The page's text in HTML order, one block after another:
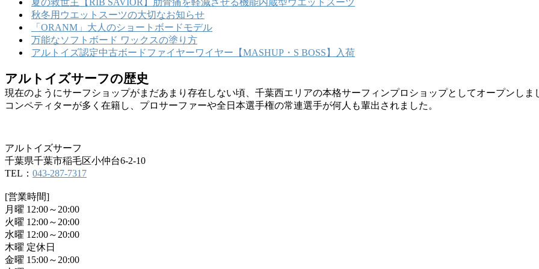
夏の救世主【RIB SAVIOR】肋骨痛を軽減させる機能内蔵型ウエットスーツ
秋冬用ウエットスーツの大切なお知らせ
「ORANM」大人のショートボードモデル
万能なソフトボード ワックスの塗り方
アルトイズ認定中古ボードファイヤーワイヤー【MASHUP・S BOSS】入荷
アルトイズサーフの歴史
現在のようにサーフショップがまだあまり存在しない頃、千葉西エリアの本格サーフィンプロショップとしてオープンしま
コンペティターが多く在籍し、プロサーファーや全日本選手権の常連選手が何人も輩出されました。
アルトイズサーフ
千葉県千葉市稲毛区小仲台6-2-10
TEL： 043-287-7317
[営業時間]
月曜 12:00～20:00
火曜 12:00～20:00
水曜 12:00～20:00
木曜 定休日
金曜 15:00～20:00